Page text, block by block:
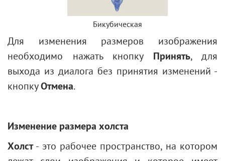
Бикубическая
Для изменения размеров изображения
необходимо нажать кнопку Принять, для
выхода из диалога без принятия изменений -
кнопкуОтмена.
Изменение размера холста
Холст- это рабочее пространство, на котором